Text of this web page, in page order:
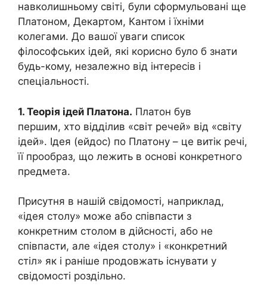
навколишньому світі, були сформульовані ще
Платоном, Декартом, Кантом і їхніми
колегами. До вашої уваги список
філософських ідей, які корисно було б знати
будь-кому, незалежно від інтересів і
спеціальності.
1. Теорія ідей Платона. Платон був
першим, хто відділив «світ речей» від «світу
ідей». Ідея (ейдос) по Платону – це витік речі,
її прообраз, що лежить в основі конкретного
предмета.
Присутня в нашій свідомості, наприклад,
«ідея столу» може або співпасти з
конкретним столом в дійсності, або не
співпасти, але «ідея столу» і «конкретний
стіл» як і раніше продовжать існувати у
свідомості роздільно.